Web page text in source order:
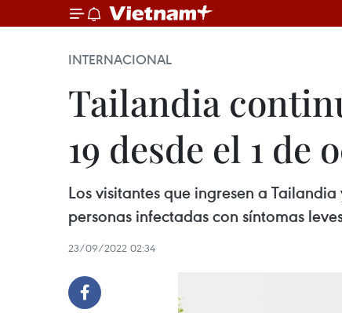
INTERNACIONAL
Tailandia
19 desde el 1 de
Los visitantes que ingresen a
personas infectadas con síntomas
23/09/2022 02:34